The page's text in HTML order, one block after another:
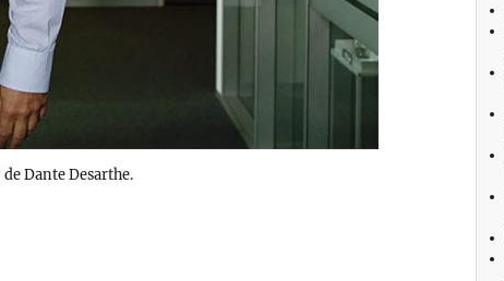
de Dante Desarthe.